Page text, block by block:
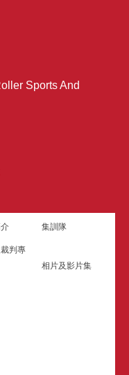
Sports And
集訓隊
判專
相片及影片集